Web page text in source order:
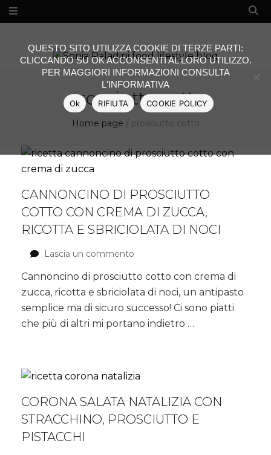
prosciutto cotto
Home page / prosciutto cotto
CANNONCINO DI PROSCIUTTO
COTTO CON CREMA DI ZUCCA,
RICOTTA E SBRICIOLATA DI NOCI
Lascia un commento
di
prosciutto
cotto
con
crema
e
di
noci
Cannoncino di prosciutto cotto con crema di
zucca, ricotta e sbriciolata di noci, un antipasto
semplice ma di sicuro successo! Ci sono piatti
che più di altri mi portano indietro …
CORONA SALATA NATALIZIA CON
STRACCHINO, PROSCIUTTO E
PISTACCHI
QUESTO SITO UTILIZZA COOKIE DI TERZE PARTI:
CLICCANDO SU OK ACCONSENTI AL LORO UTILIZZO.
PER MAGGIORI INFORMAZIONI CONSULTA
L'INFORMATIVA
Ok RIFIUTA COOKIE POLICY